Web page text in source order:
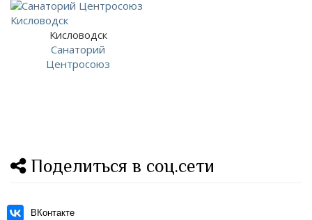
Кисловодск
Санаторий
Центросоюз
Поделиться в соц.сети
ВКонтакте